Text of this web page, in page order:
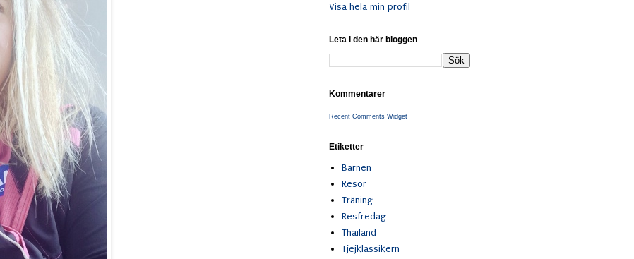
Visa hela min profil
Leta i den här bloggen
Kommentarer
Recent Comments Widget
Etiketter
Barnen
Resor
Träning
Resfredag
Thailand
Tjejklassikern